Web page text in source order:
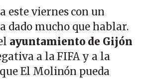
este viernes con un
dado mucho que hablar.
ayuntamiento de Gijón
a la FIFA y a la
El Molinón pueda